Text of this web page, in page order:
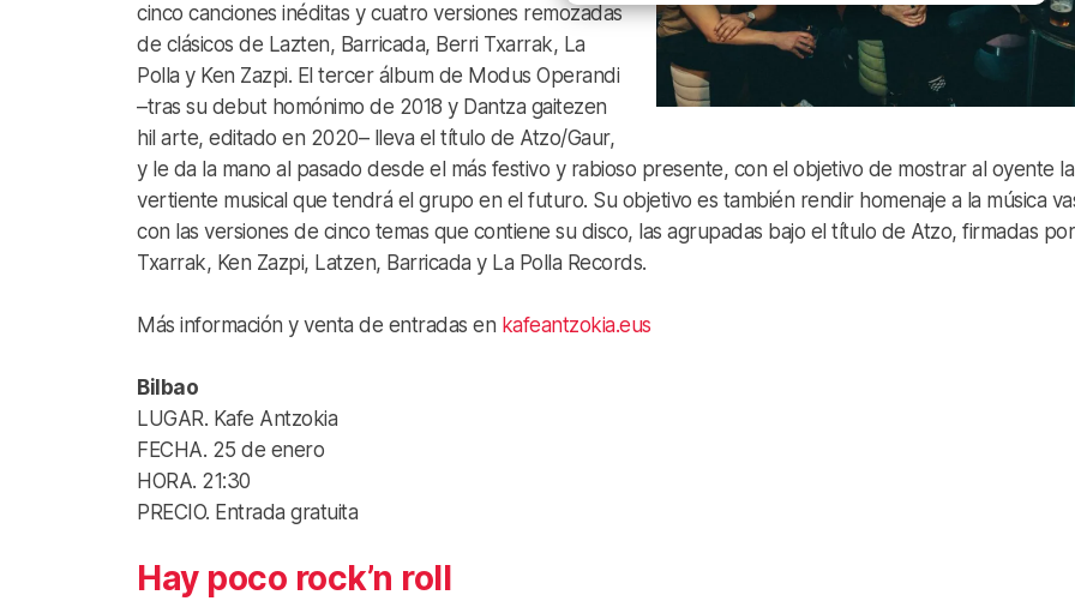
cinco canciones inéditas y cuatro versiones remozadas
de clásicos de Lazten, Barricada, Berri Txarrak, La
Polla y Ken Zazpi. El tercer álbum de Modus Operandi
–tras su debut homónimo de 2018 y Dantza gaitezen
hil arte, editado en 2020– lleva el título de Atzo/Gaur,
y le da la mano al pasado desde el más festivo y rabioso presente, con el objetivo de mostrar al oyente la
vertiente musical que tendrá el grupo en el futuro. Su objetivo es también rendir homenaje a la música
con las versiones de cinco temas que contiene su disco, las agrupadas bajo el título de Atzo, firmadas
Txarrak, Ken Zazpi, Latzen, Barricada y La Polla Records.
Más información y venta de entradas en kafeantzokia.eus
Bilbao
LUGAR. Kafe Antzokia
FECHA. 25 de enero
HORA. 21:30
PRECIO. Entrada gratuita
Hay poco rock’n roll